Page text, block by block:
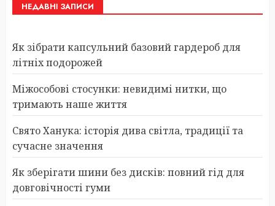
НЕДАВНІ ЗАПИСИ
Як зібрати капсульний базовий гардероб для
літніх подорожей
Міжособові стосунки: невидимі нитки, що
тримають наше життя
Свято Ханука: історія дива світла, традиції та
сучасне значення
Як зберігати шини без дисків: повний гід для
довговічності гуми